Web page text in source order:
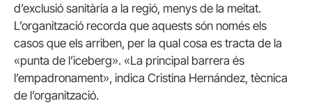
d’exclusió sanitària a la regió, menys de la meitat.
L’organització recorda que aquests són només els
casos que els arriben, per la qual cosa es tracta de la
«punta de l’iceberg». «La principal barrera és
l’empadronament», indica Cristina Hernández, tècnica
de l’organització.